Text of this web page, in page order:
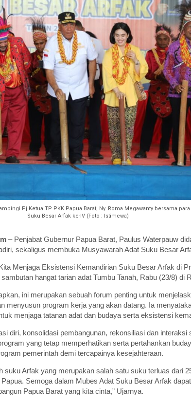
Pj Ketua TP PKK Papua Barat, Ny. Roma Megawanty bersama
Suku Besar Arfak ke-IV (Foto : Istimewa)
– Penjabat Gubernur Papua Barat, Paulus Waterpauw
sekaligus membuka Musyawarah Adat Suku Besar
Menjaga Eksistensi Kemandirian Suku Besar Arfak di
hangat tarian adat Tumbu Tanah, Rabu (23/8) di
ini merupakan sebuah forum penting untuk
menyusun program kerja yang akan datang. Ia
menjaga tatanan adat dan budaya serta eksistensi
diri, konsolidasi pembangunan, rekonsiliasi dan interaksi
yang tetap memperhatikan serta pertahankan
pemerintah demi tercapainya kesejahteraan.
suku Arfak yang merupakan salah satu suku terluas dari
Semoga dalam Mubes Adat Suku Besar Arfak
Papua Barat yang kita cinta,” Ujarnya.